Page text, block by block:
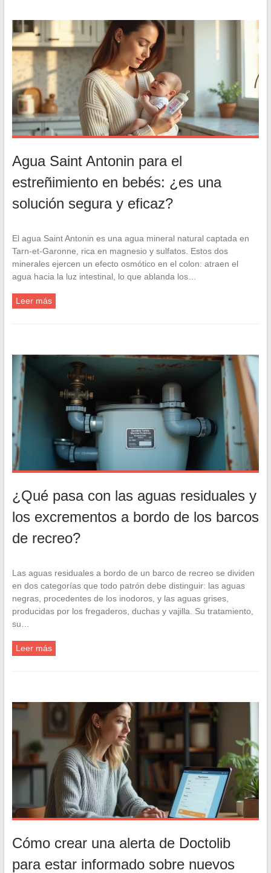
Agua Saint Antonin para el
estreñimiento en bebés: ¿es una
solución segura y eficaz?
El agua Saint Antonin es una agua mineral natural captada en
Tarn-et-Garonne, rica en magnesio y sulfatos. Estos dos
minerales ejercen un efecto osmótico en el colon: atraen el
agua hacia la luz intestinal, lo que ablanda los…
Leer más
¿Qué pasa con las aguas residuales y
los excrementos a bordo de los barcos
de recreo?
Las aguas residuales a bordo de un barco de recreo se dividen
en dos categorías que todo patrón debe distinguir: las aguas
negras, procedentes de los inodoros, y las aguas grises,
producidas por los fregaderos, duchas y vajilla. Su tratamiento,
su…
Leer más
Cómo crear una alerta de Doctolib
para estar informado sobre nuevos